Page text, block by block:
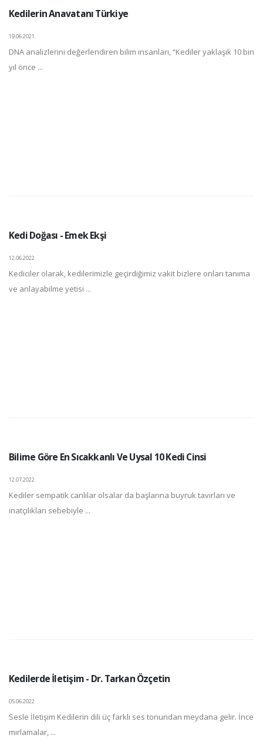
Kedilerin Anavatanı Türkiye
19.06.2021
DNA analizlerini değerlendiren bilim insanları, “Kediler yaklaşık 10 bin
yıl önce ...
Kedi Doğası - Emek Ekşi
12.06.2022
Kediciler olarak, kedilerimizle geçirdiğimiz vakit bizlere onları tanıma
ve anlayabilme yetisi ...
Bilime Göre En Sıcakkanlı Ve Uysal 10 Kedi Cinsi
12.07.2022
Kediler sempatik canlılar olsalar da başlarına buyruk tavırları ve
inatçılıkları sebebiyle ...
Kedilerde İletişim - Dr. Tarkan Özçetin
05.06.2022
Sesle İletişim Kedilerin dili üç farklı ses tonundan meydana gelir. İnce
mırlamalar, ...